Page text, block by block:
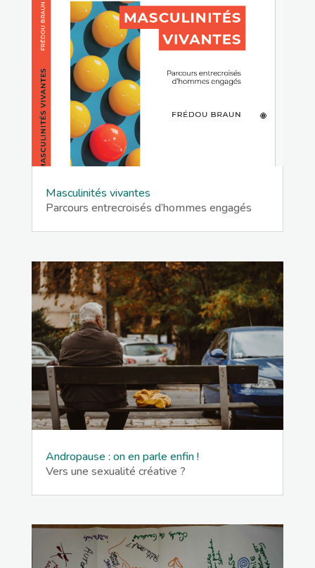
Masculinités vivantes
Parcours entrecroisés d’hommes engagés
Andropause : on en parle enfin !
Vers une sexualité créative ?